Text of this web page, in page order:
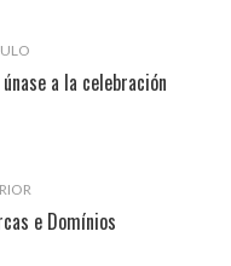
a la celebración
e Domínios